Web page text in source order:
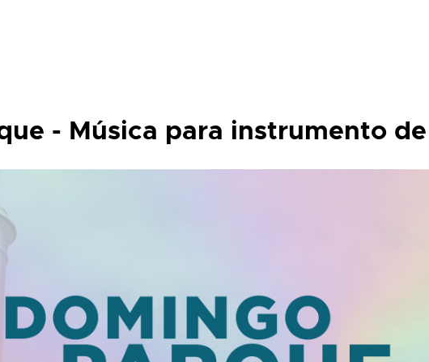
- Música para instrumento